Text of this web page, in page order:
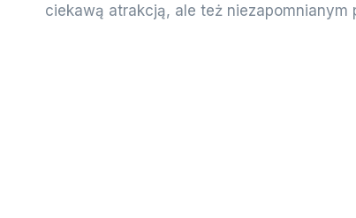
ciekawą atrakcją, ale też niezapomnianym